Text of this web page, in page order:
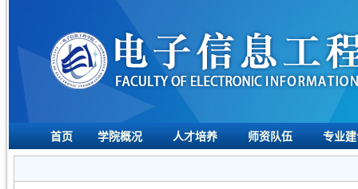
首页 学院概况 人才培养 师资队伍 专业